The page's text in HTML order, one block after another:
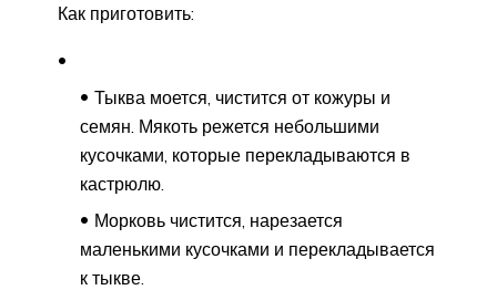
Как приготовить:
Тыква моется, чистится от кожуры и
семян. Мякоть режется небольшими
кусочками, которые перекладываются в
кастрюлю.
Морковь чистится, нарезается
маленькими кусочками и перекладывается
к тыкве.